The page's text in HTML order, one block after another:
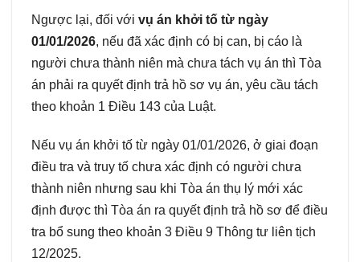
Ngược lại, đối với vụ án khởi tố từ ngày
01/01/2026, nếu đã xác định có bị can, bị cáo là
người chưa thành niên mà chưa tách vụ án thì Tòa
án phải ra quyết định trả hồ sơ vụ án, yêu cầu tách
theo khoản 1 Điều 143 của Luật.
Nếu vụ án khởi tố từ ngày 01/01/2026, ở giai đoạn
điều tra và truy tố chưa xác định có người chưa
thành niên nhưng sau khi Tòa án thụ lý mới xác
định được thì Tòa án ra quyết định trả hồ sơ để điều
tra bổ sung theo khoản 3 Điều 9 Thông tư liên tịch
12/2025.